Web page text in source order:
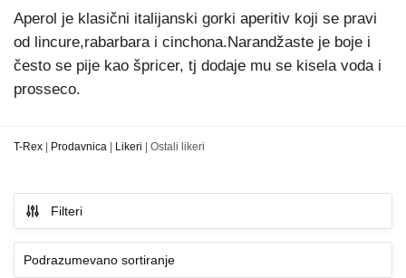
Aperol je klasični italijanski gorki aperitiv koji se pravi
od lincure,rabarbara i cinchona.Narandžaste je boje i
često se pije kao špricer, tj dodaje mu se kisela voda i
prosseco.
T-Rex | Prodavnica | Likeri | Ostali likeri
Filteri